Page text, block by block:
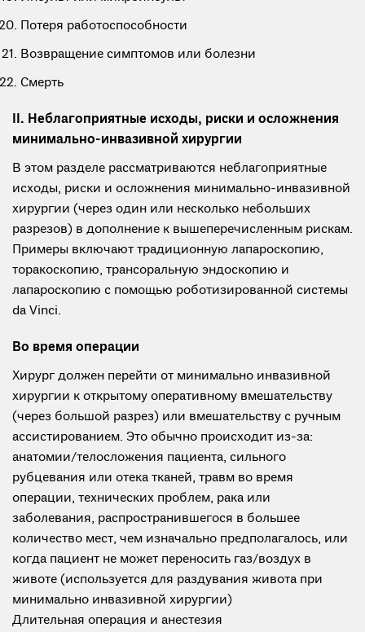
Потеря работоспособности
Возвращение симптомов или болезни
Смерть
II. Неблагоприятные исходы, риски и осложнения
минимально-инвазивной хирургии
В этом разделе рассматриваются неблагоприятные
исходы, риски и осложнения минимально-инвазивной
хирургии (через один или несколько небольших
разрезов) в дополнение к вышеперечисленным рискам.
Примеры включают традиционную лапароскопию,
торакоскопию, трансоральную эндоскопию и
лапароскопию с помощью роботизированной системы
da Vinci.
Во время операции
Хирург должен перейти от минимально инвазивной
хирургии к открытому оперативному вмешательству
(через большой разрез) или вмешательству с ручным
ассистированием. Это обычно происходит из-за:
анатомии/телосложения пациента, сильного
рубцевания или отека тканей, травм во время
операции, технических проблем, рака или
заболевания, распространившегося в большее
количество мест, чем изначально предполагалось, или
когда пациент не может переносить газ/воздух в
животе (используется для раздувания живота при
минимально инвазивной хирургии)
Длительная операция и анестезия